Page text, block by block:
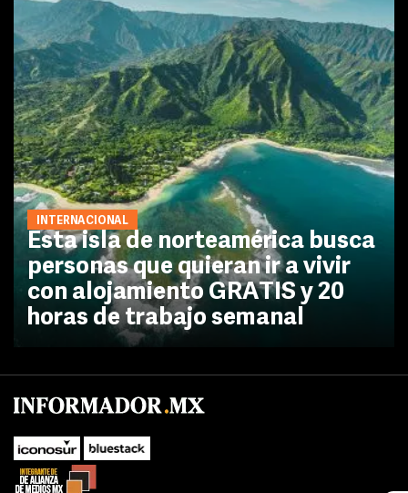
INTERNACIONAL
Esta isla de norteamérica busca
personas que quieran ir a vivir
con alojamiento GRATIS y 20
horas de trabajo semanal